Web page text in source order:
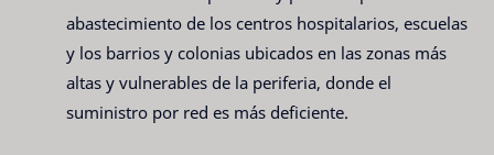
abastecimiento de los centros hospitalarios, escuelas
y los barrios y colonias ubicados en las zonas más
altas y vulnerables de la periferia, donde el
suministro por red es más deficiente.